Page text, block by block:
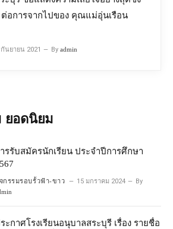
ต่อการจากไปของ คุณแม่อุ่นเรือน
กันยายน 2021 By admin
ยอดนิยม
รรับสมัครนักเรียน ประจำปีการศึกษา
กรรมรอบรั้วฟ้า-ขาว 15 มกราคม 2024 By
ะกาศโรงเรียนอนุบาลสระบุรี เรื่อง รายชื่อ